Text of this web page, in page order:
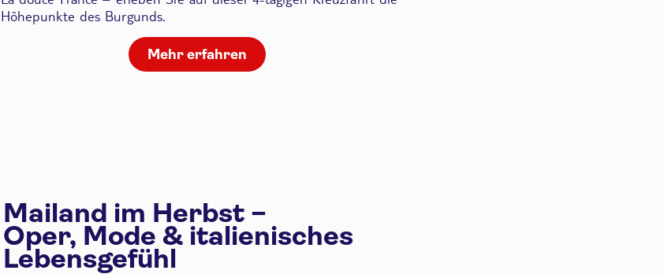
Höhepunkte des Burgunds.
Mehr erfahren
Mailand im Herbst –
Oper, Mode & italienisches
Lebensgefühl